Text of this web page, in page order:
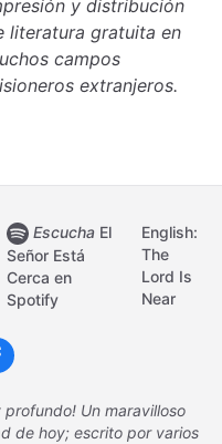
y distribución
literatura gratuita en
campos
extranjeros.
EscuchaEl
Señor Está
Cerca en
Spotify
English:
The
Lord Is
Near
Un maravilloso
de hoy; escrito por varios